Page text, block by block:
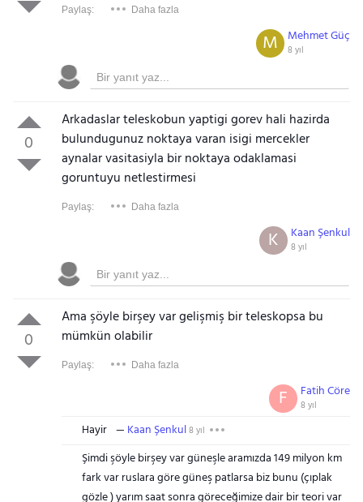
Paylaş: Daha fazla
Mehmet Güç
8 yıl
M
0
Arkadaslar teleskobun yaptigi gorev hali hazirda
bulundugunuz noktaya varan isigi mercekler
aynalar vasitasiyla bir noktaya odaklamasi
goruntuyu netlestirmesi
Paylaş: Daha fazla
Kaan Şenkul
8 yıl
K
0
Ama şöyle birşey var gelişmiş bir teleskopsa bu
mümkün olabilir
Paylaş: Daha fazla
Fatih Cöre
8 yıl
F
Hayir Kaan Şenkul8 yıl
Şimdi şöyle birşey var güneşle aramızda 149 milyon km
fark var ruslara göre güneş patlarsa biz bunu (çıplak
gözle ) yarım saat sonra göreceğimize dair bir teori var